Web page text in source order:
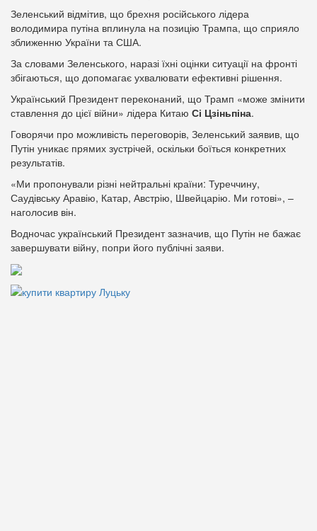
Зеленський відмітив, що брехня російського лідера
володимира путіна вплинула на позицію Трампа, що сприяло
зближенню України та США.
За словами Зеленського, наразі їхні оцінки ситуації на фронті
збігаються, що допомагає ухвалювати ефективні рішення.
Український Президент переконаний, що Трамп «може змінити
ставлення до цієї війни» лідера Китаю Сі Цзіньпіна.
Говорячи про можливість переговорів, Зеленський заявив, що
Путін уникає прямих зустрічей, оскільки боїться конкретних
результатів.
«Ми пропонували різні нейтральні країни: Туреччину,
Саудівську Аравію, Катар, Австрію, Швейцарію. Ми готові», –
наголосив він.
Водночас український Президент зазначив, що Путін не бажає
завершувати війну, попри його публічні заяви.